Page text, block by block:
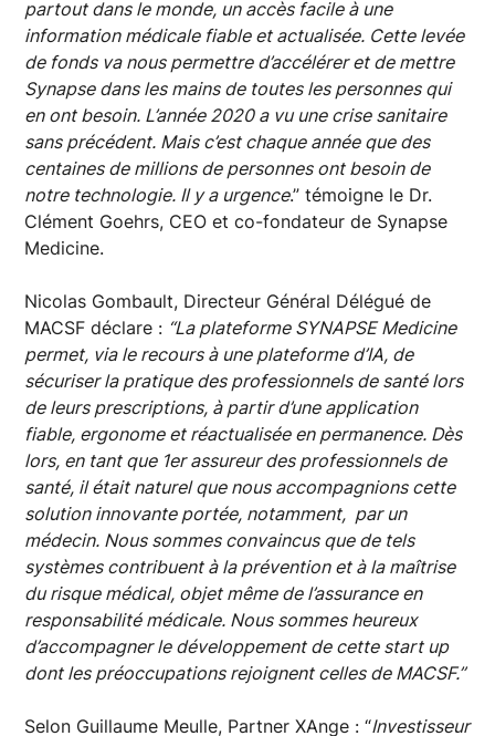
partout dans le monde, un accès facile à une
information médicale fiable et actualisée. Cette levée
de fonds va nous permettre d’accélérer et de mettre
Synapse dans les mains de toutes les personnes qui
en ont besoin. L’année 2020 a vu une crise sanitaire
sans précédent. Mais c’est chaque année que des
centaines de millions de personnes ont besoin de
notre technologie. Il y a urgence.” témoigne le Dr.
Clément Goehrs, CEO et co-fondateur de Synapse
Medicine.
Nicolas Gombault, Directeur Général Délégué de
MACSF déclare : “La plateforme SYNAPSE Medicine
permet, via le recours à une plateforme d’IA, de
sécuriser la pratique des professionnels de santé lors
de leurs prescriptions, à partir d’une application
fiable, ergonome et réactualisée en permanence. Dès
lors, en tant que 1er assureur des professionnels de
santé, il était naturel que nous accompagnions cette
solution innovante portée, notamment, par un
médecin. Nous sommes convaincus que de tels
systèmes contribuent à la prévention et à la maîtrise
du risque médical, objet même de l’assurance en
responsabilité médicale. Nous sommes heureux
d’accompagner le développement de cette start up
dont les préoccupations rejoignent celles de MACSF.”
Selon Guillaume Meulle, Partner XAnge : “Investisseur